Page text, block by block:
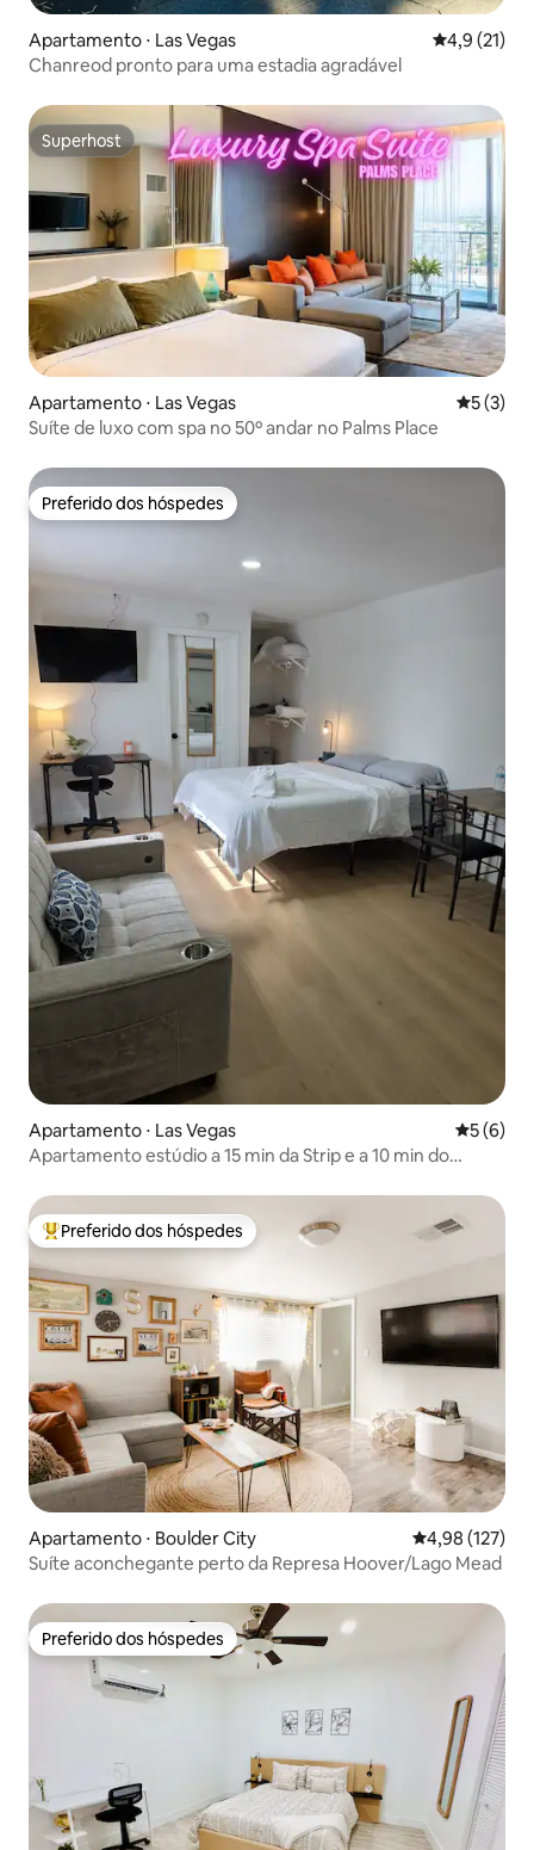
Apartamento ⋅ Las Vegas 4,9 de uma
4,9 (21)
Chanreod pronto para uma estadia agradável
Superhost
Superhost
Apartamento ⋅ Las Vegas 5 de
5 (3)
Suíte de luxo com spa no 50º andar no Palms Place
Preferido dos hóspedes
Preferido dos hóspedes
Apartamento ⋅ Las Vegas 5 de
5 (6)
Apartamento estúdio a 15 min da Strip e a 10 min do
Entre os melhores preferidos dos hóspedes
Preferido dos hóspedes
Apartamento ⋅ Boulder City 4,98 de uma
4,98 (127)
Suíte aconchegante perto da Represa Hoover/Lago Mead
Preferido dos hóspedes
Preferido dos hóspedes